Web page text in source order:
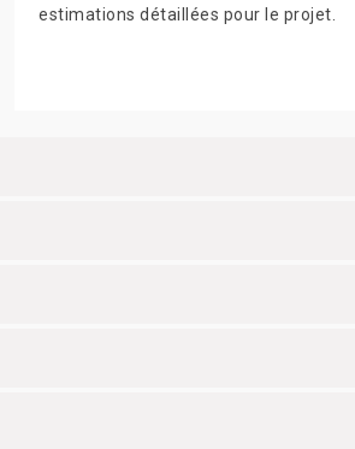
estimations détaillées pour le projet.